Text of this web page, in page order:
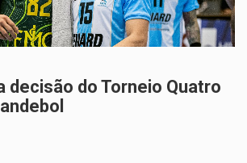
decisão do Torneio Quatro